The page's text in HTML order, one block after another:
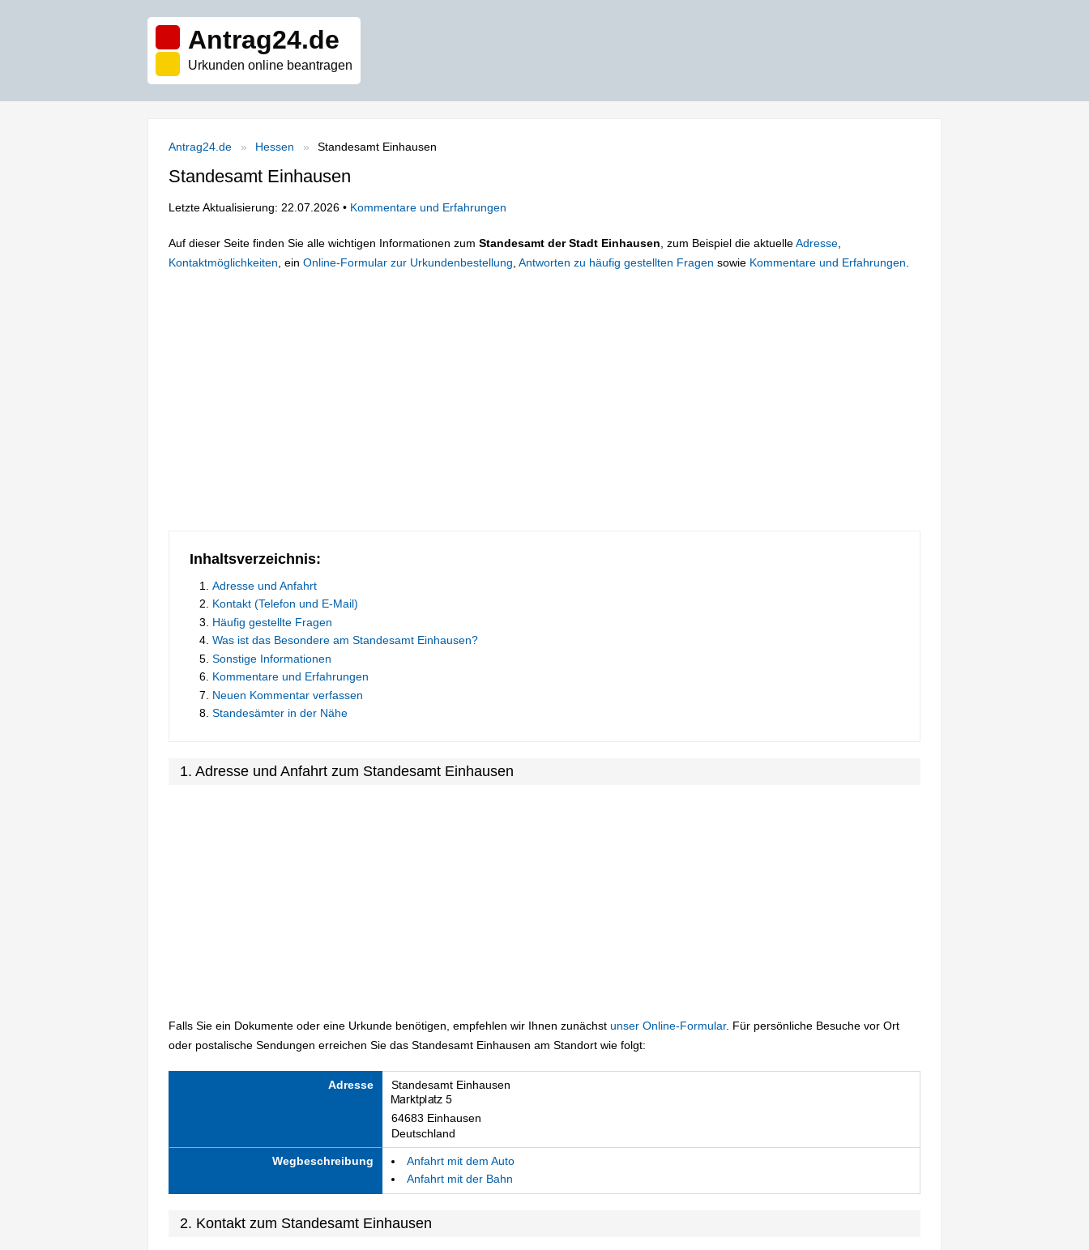
Antrag24.de
Urkunden online beantragen
Antrag24.de Hessen Standesamt Einhausen
Standesamt Einhausen
Letzte Aktualisierung: 22.07.2026 • Kommentare und Erfahrungen
Auf dieser Seite finden Sie alle wichtigen Informationen zum Standesamt der Stadt Einhausen , zum Beispiel die aktuelleAdresse
Kontaktmöglichkeiten , ein Online-Formular zur Urkundenbestellung Antworten zu häufig gestellten Fragen sowie Kommentare und Erfahrungen
Inhaltsverzeichnis:
Adresse und Anfahrt
Kontakt (Telefon und E-Mail)
Häufig gestellte Fragen
Was ist das Besondere am Standesamt Einhausen?
Sonstige Informationen
Kommentare und Erfahrungen
Neuen Kommentar verfassen
Standesämter in der Nähe
1. Adresse und Anfahrt zum Standesamt Einhausen
Falls Sie ein Dokumente oder eine Urkunde benötigen, empfehlen wir Ihnen zunächst unser Online-Formular. Für persönliche Besuche vor Ort
oder postalische Sendungen erreichen Sie das Standesamt Einhausen am Standort wie folgt:
Adresse Standesamt Einhausen
64683 Einhausen
Deutschland
Wegbeschreibung
Anfahrt mit dem Auto
Anfahrt mit der Bahn
2. Kontakt zum Standesamt Einhausen